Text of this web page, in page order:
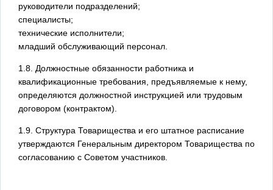
руководители подразделений;
специалисты;
технические исполнители;
младший обслуживающий персонал.
1.8. Должностные обязанности работника и
квалификационные требования, предъявляемые к нему,
определяются должностной инструкцией или трудовым
договором (контрактом).
1.9. Структура Товарищества и его штатное расписание
утверждаются Генеральным директором Товарищества по
согласованию с Советом участников.